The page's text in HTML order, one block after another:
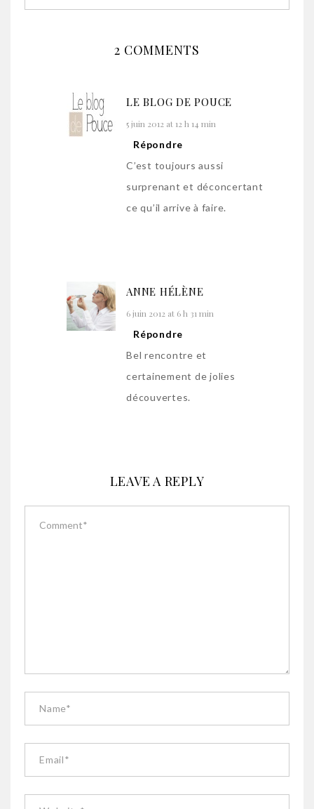
2 COMMENTS
LE BLOG DE POUCE
5 juin 2012 at 12 h 14 min
Répondre
C’est toujours aussi
surprenant et déconcertant
ce qu’il arrive à faire.
ANNE HÉLÈNE
6 juin 2012 at 6 h 31 min
Répondre
Bel rencontre et
certainement de jolies
découvertes.
LEAVE A REPLY